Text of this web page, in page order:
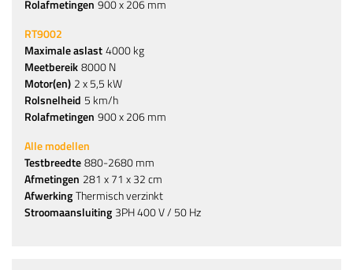
Rolafmetingen 900 x 206 mm
RT9002
Maximale aslast4000 kg
Meetbereik8000 N
Motor(en) 2 x 5,5 kW
Rolsnelheid 5 km/h
Rolafmetingen 900 x 206 mm
Alle modellen
Testbreedte880-2680 mm
Afmetingen 281 x 71 x 32 cm
AfwerkingThermisch verzinkt
Stroomaansluiting 3PH 400 V / 50 Hz